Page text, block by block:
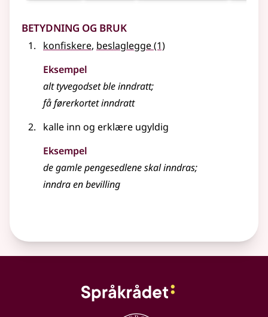
Betydning og bruk
konfiskere, beslaglegge(1)
Eksempel
alt tyvegodset bleinndratt;
få førerkortetinndratt
kalle inn og erklære ugyldig
Eksempel
de gamle pengesedlene skalinndras;
inndraen bevilling